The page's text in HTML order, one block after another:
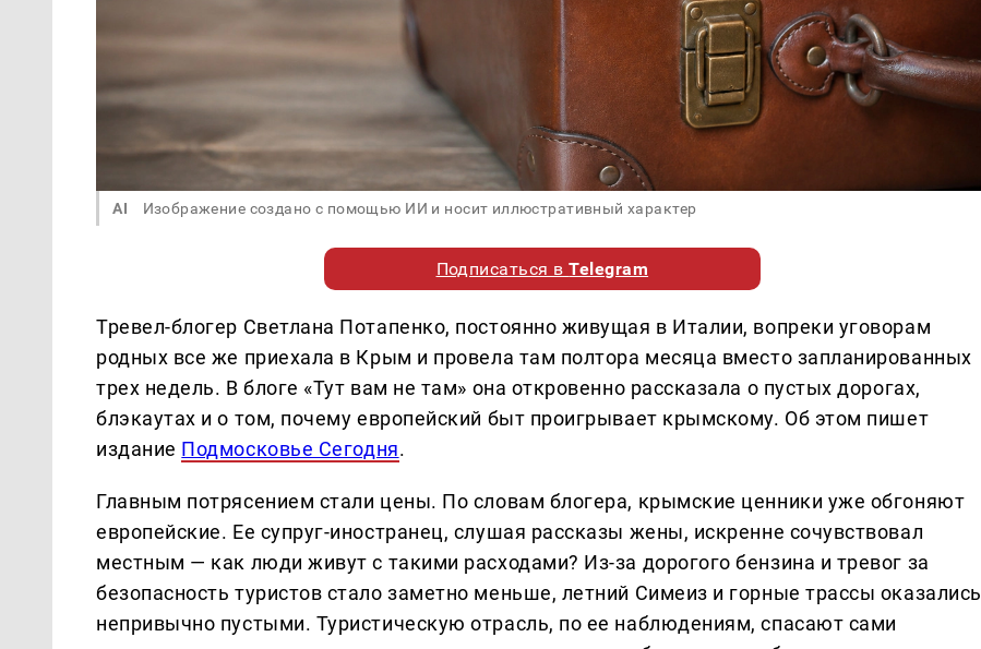
AI Изображение создано с помощью ИИ и носит иллюстративный характер
Подписаться вTelegram
Тревел-блогер Светлана Потапенко, постоянно живущая в Италии, вопреки уговорам
родных все же приехала в Крым и провела там полтора месяца вместо запланированных
трех недель. В блоге «Тут вам не там» она откровенно рассказала о пустых дорогах,
блэкаутах и о том, почему европейский быт проигрывает крымскому. Об этом пишет
издание Подмосковье Сегодня.
Главным потрясением стали цены. По словам блогера, крымские ценники уже обгоняют
европейские. Ее супруг-иностранец, слушая рассказы жены, искренне сочувствовал
местным — как люди живут с такими расходами? Из-за дорогого бензина и тревог за
безопасность туристов стало заметно меньше, летний Симеиз и горные трассы оказались
непривычно пустыми. Туристическую отрасль, по ее наблюдениям, спасают сами